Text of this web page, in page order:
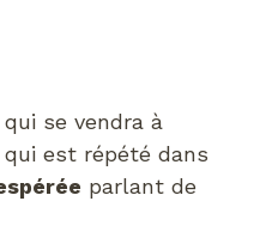
se vendra à
qui est répété dans
parlant de